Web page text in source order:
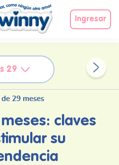
Ingresar
29
de 29 meses
claves
su